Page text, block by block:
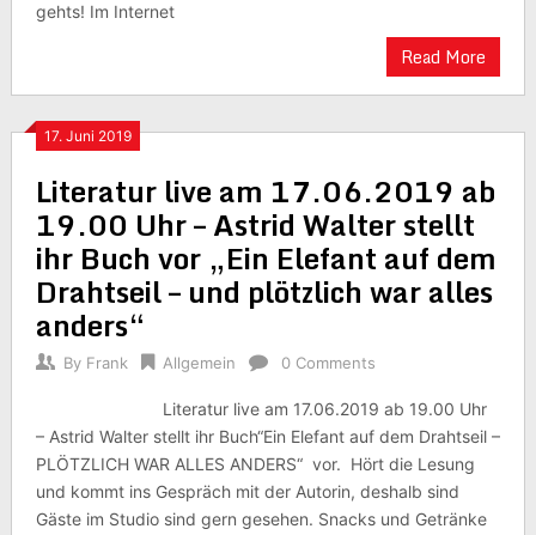
gehts! Im Internet
Read More
17. Juni 2019
Literatur live am 17.06.2019 ab
19.00 Uhr – Astrid Walter stellt
ihr Buch vor „Ein Elefant auf dem
Drahtseil – und plötzlich war alles
anders“
By Frank Allgemein 0 Comments
Literatur live am 17.06.2019 ab 19.00 Uhr
– Astrid Walter stellt ihr Buch“Ein Elefant auf dem Drahtseil –
PLÖTZLICH WAR ALLES ANDERS“ vor. Hört die Lesung
und kommt ins Gespräch mit der Autorin, deshalb sind
Gäste im Studio sind gern gesehen. Snacks und Getränke